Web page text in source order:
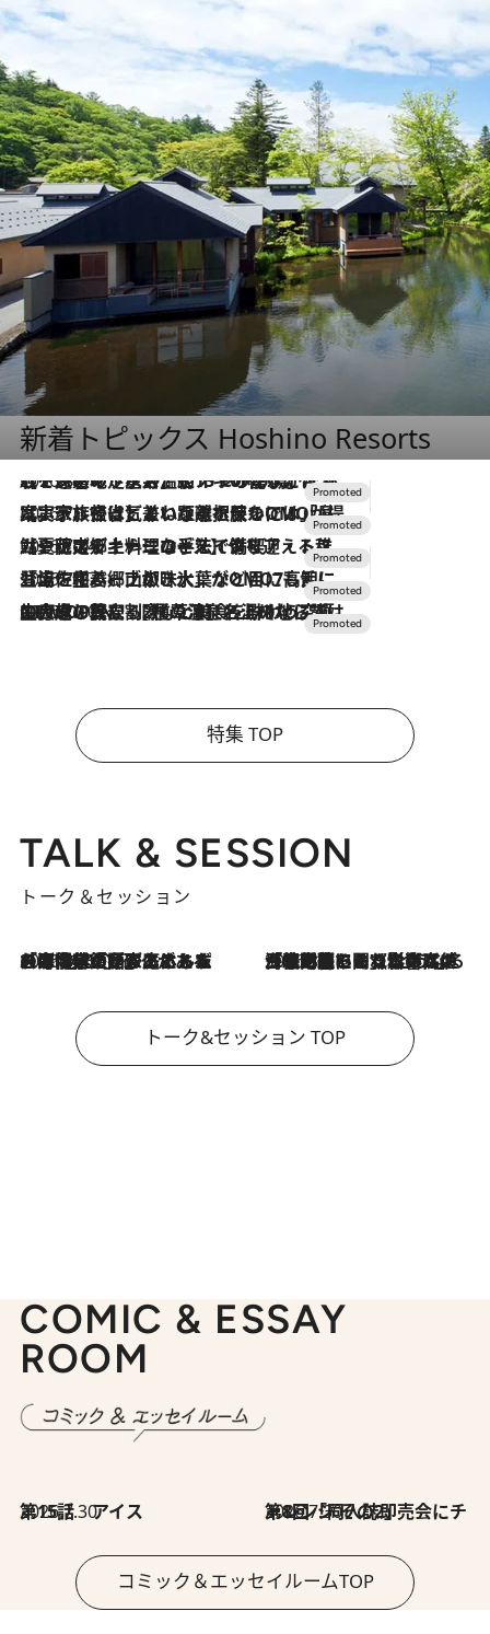
新着トピックス Hoshino Resorts
2026.8.7
【トンボの足水浴】ヒノキの香りに包まれて涼感マックス！約13℃の湧水かけ流しを避暑地「星野温泉 トンボの湯」で体験
2026.7.31
【ホテル帰省】という選択肢をOMOが提案。家族とほどよい距離を保つには「昼は実家、夜は気兼ねなくホテルで！」
2026.7.24
【夏限定ディナーコース】旬を迎える稚鮎や花ズッキーニなどをイタリア・トスカーナの郷土料理の手法で満喫！
2026.7.17
「土佐和ハーブかき氷」がOMO7高知に登場！生姜、山椒、大葉など目にも舌にも涼を呼ぶ郷土の味
2026.7.10
NEW OPEN！【界 草津】名湯の地に誕生。趣の異なる2種の温泉と上州ならではの会席・蕎麦割烹など美食を味わう究極の癒やし旅
特集 TOP
TALK & SESSION
トーク＆セッション
2026.8.3
「今後値上げがあるとすれば…」「リスクがあるのは今年の冬」エネルギー専門家が語る、ホルムズ海峡封鎖が家庭にもたらす“ある心配” 2026.8.3
「住宅建てられない…」「サーチャージ料の高値が続いている」ホルムズ海峡封鎖による影響はいつまで続く？《エネルギー専門家に聞く“どうなる日本の暮らし”》
トーク&セッション TOP
COMIC & ESSAY
ROOM
2026.7.30
第15話 アイス 2026.7.30
第8回「同人誌即売会にチャレンジ その2」
コミック＆エッセイルームTOP